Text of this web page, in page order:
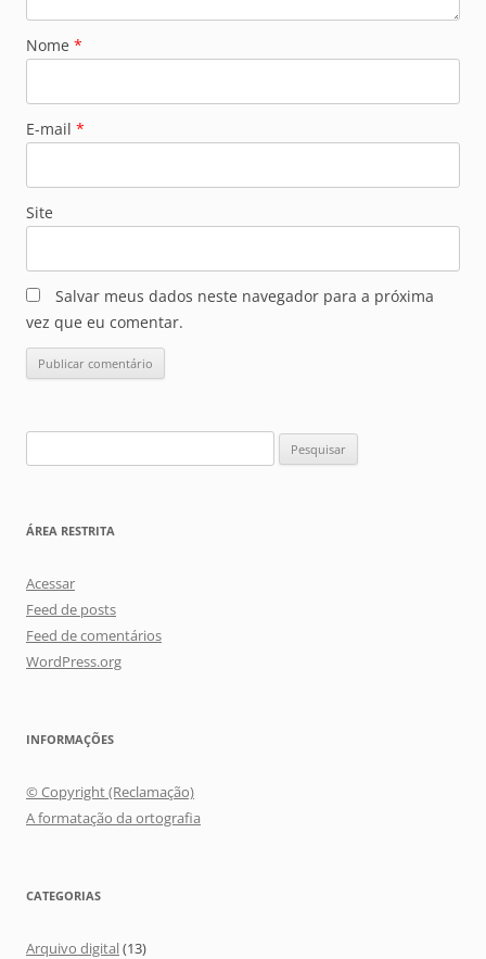
Nome *
E-mail *
Site
Salvar meus dados neste navegador para a próxima
vez que eu comentar.
por:
ÁREA RESTRITA
Acessar
Feed de posts
Feed de comentários
WordPress.org
INFORMAÇÕES
© Copyright (Reclamação)
A formatação da ortografia
CATEGORIAS
Arquivo digital(13)